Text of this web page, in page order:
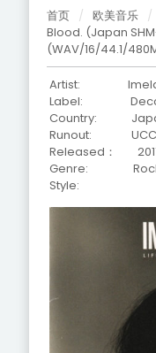
首页
/ 欧美音乐 /
Blood. (Japan
(WAV/16/44.1/
Artist:
Label: Decca –
Country:
Runout:
Released：
Genre: Rock,
Style: